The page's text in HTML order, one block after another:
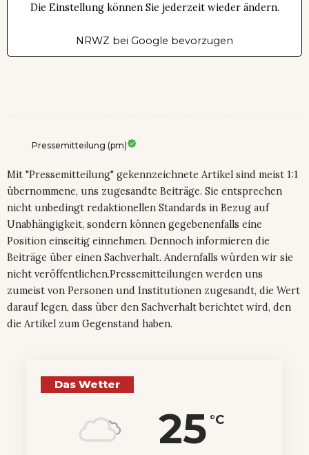
Die Einstellung können Sie jederzeit wieder ändern.
NRWZ bei Google bevorzugen
Pressemitteilung (pm)
Mit "Pressemitteilung" gekennzeichnete Artikel sind meist 1:1
übernommene, uns zugesandte Beiträge. Sie entsprechen
nicht unbedingt redaktionellen Standards in Bezug auf
Unabhängigkeit, sondern können gegebenenfalls eine
Position einseitig einnehmen. Dennoch informieren die
Beiträge über einen Sachverhalt. Andernfalls würden wir sie
nicht veröffentlichen.Pressemitteilungen werden uns
zumeist von Personen und Institutionen zugesandt, die Wert
darauf legen, dass über den Sachverhalt berichtet wird, den
die Artikel zum Gegenstand haben.
Das Wetter
25 °C